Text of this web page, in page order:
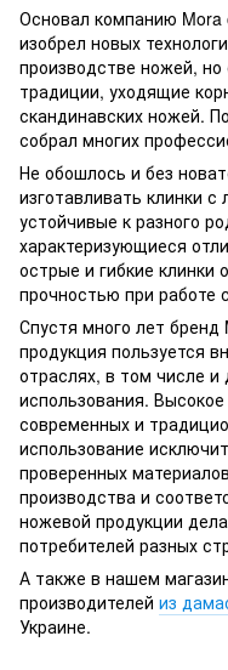
Основал компанию
изобрел новых
производстве ножей,
традиции, уходящие
скандинавских ножей.
собрал многих
Не обошлось и без
изготавливать клинки
устойчивые к разного
характеризующиеся
острые и гибкие
прочностью при работе
Спустя много лет бренд
продукция пользуется
отраслях, в том числе и
использования.
современных и
использование
проверенных
производства и
ножевой продукции
потребителей разных
А также в нашем
производителей из
Украине.